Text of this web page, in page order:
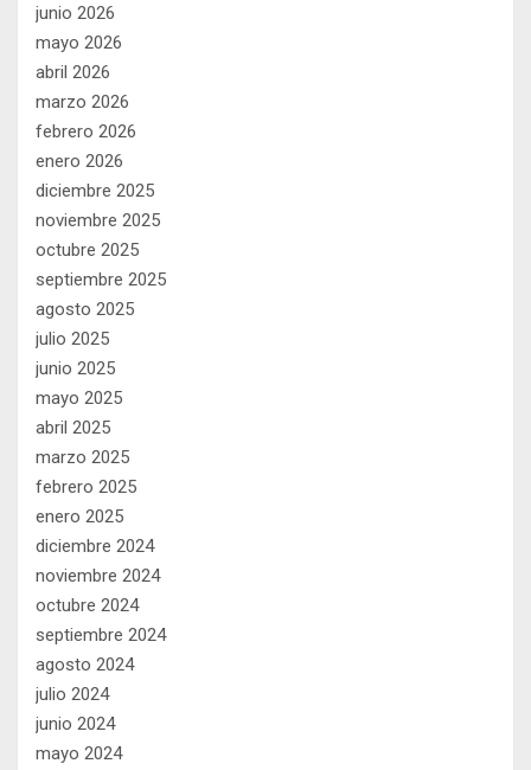
junio 2026
mayo 2026
abril 2026
marzo 2026
febrero 2026
enero 2026
diciembre 2025
noviembre 2025
octubre 2025
septiembre 2025
agosto 2025
julio 2025
junio 2025
mayo 2025
abril 2025
marzo 2025
febrero 2025
enero 2025
diciembre 2024
noviembre 2024
octubre 2024
septiembre 2024
agosto 2024
julio 2024
junio 2024
mayo 2024